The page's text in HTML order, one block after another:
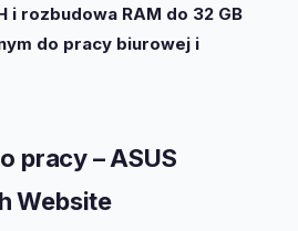
i rozbudowa RAM do 32 GB
do pracy biurowej i
pracy – ASUS
Website